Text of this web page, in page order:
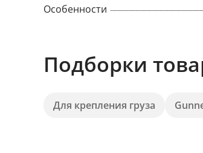
Особенности
Подборки
Для крепления груза